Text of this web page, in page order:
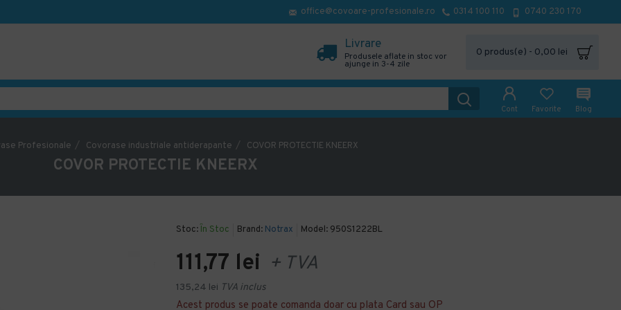
office@covoare-profesionale.ro 0314 100 110 0740 230 170
Livrare
Produsele aflate in stoc vor
ajunge in 3-4 zile
0 produs(e) - 0,00 lei
Cont Favorite Blog
Profesionale Covorase industriale antiderapante COVOR PROTECTIE KNEERX
COVOR PROTECTIE KNEERX
Stoc: În Stoc Brand: Notrax Model: 950S1222BL
111,77 lei + TVA
135,24 lei TVA inclus
Acest produs se poate comanda doar cu plata Card sau OP